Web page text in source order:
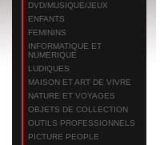
DVD/MUSIQUE/JEUX
ENFANTS
FEMININS
INFORMATIQUE ET
NUMERIQUE
LUDIQUES
MAISON ET ART DE VIVRE
NATURE ET VOYAGES
OBJETS DE COLLECTION
OUTILS PROFESSIONNELS
PICTURE PEOPLE